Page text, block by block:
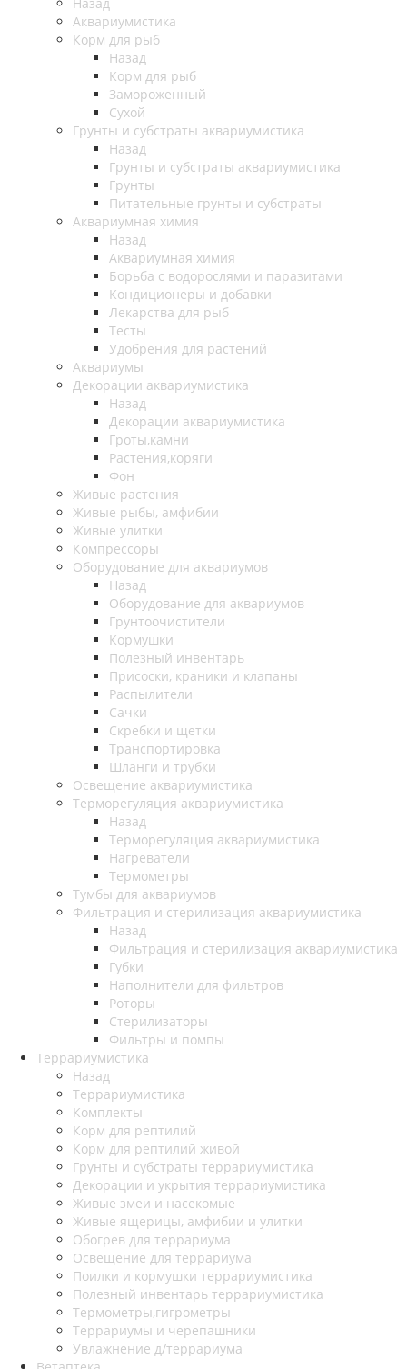
Аквариумистика
Корм для рыб
Назад
Корм для рыб
Замороженный
Сухой
Грунты и субстраты аквариумистика
Назад
Грунты и субстраты аквариумистика
Грунты
Питательные грунты и субстраты
Аквариумная химия
Назад
Аквариумная химия
Борьба с водорослями и паразитами
Кондиционеры и добавки
Лекарства для рыб
Тесты
Удобрения для растений
Аквариумы
Декорации аквариумистика
Назад
Декорации аквариумистика
Гроты,камни
Растения,коряги
Фон
Живые растения
Живые рыбы, амфибии
Живые улитки
Компрессоры
Оборудование для аквариумов
Назад
Оборудование для аквариумов
Грунтоочистители
Кормушки
Полезный инвентарь
Присоски, краники и клапаны
Распылители
Сачки
Скребки и щетки
Транспортировка
Шланги и трубки
Освещение аквариумистика
Терморегуляция аквариумистика
Назад
Терморегуляция аквариумистика
Нагреватели
Термометры
Тумбы для аквариумов
Фильтрация и стерилизация аквариумистика
Назад
Фильтрация и стерилизация аквариумистика
Губки
Наполнители для фильтров
Роторы
Стерилизаторы
Фильтры и помпы
Террариумистика
Назад
Террариумистика
Комплекты
Корм для рептилий
Корм для рептилий живой
Грунты и субстраты террариумистика
Декорации и укрытия террариумистика
Живые змеи и насекомые
Живые ящерицы, амфибии и улитки
Обогрев для террариума
Освещение для террариума
Поилки и кормушки террариумистика
Полезный инвентарь террариумистика
Термометры,гигрометры
Террариумы и черепашники
Увлажнение д/террариума